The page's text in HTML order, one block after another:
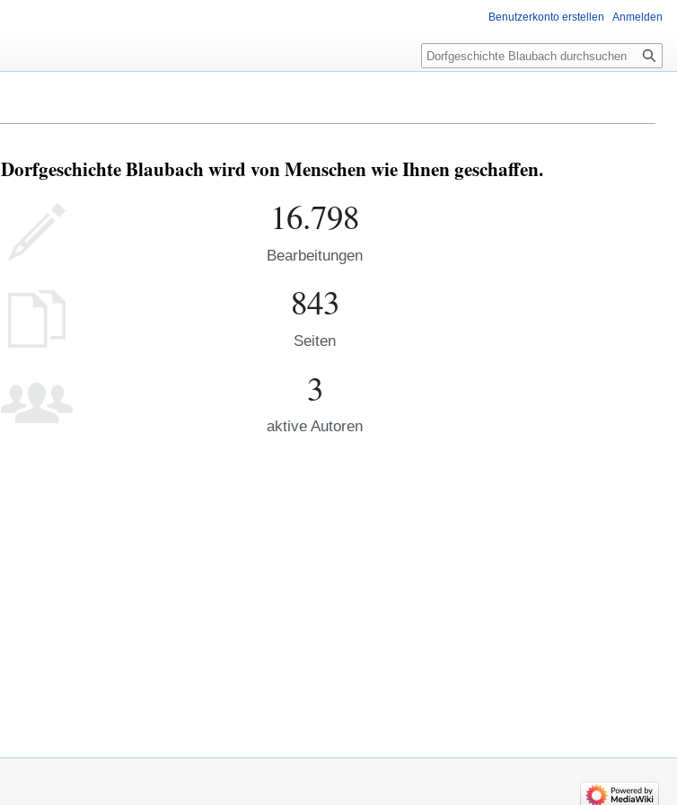
Dorfgeschichte Blaubach wird von Menschen wie Ihnen geschaffen.
16.798
Bearbeitungen
843
Seiten
3
aktive Autoren
Benutzerkonto erstellen Anmelden
Suche